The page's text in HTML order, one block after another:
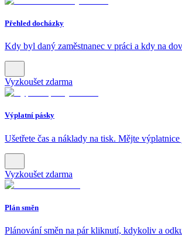
Přehled docházky
Kdy byl daný zaměstnanec v práci a kdy na
Vyzkoušet zdarma
Výplatní pásky
Ušetřete čas a náklady na tisk. Mějte
Vyzkoušet zdarma
Plán směn
Plánování směn na pár kliknutí, kdykoliv a